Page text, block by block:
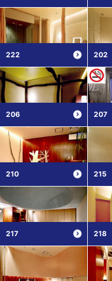
222 202
206 207
210 215
217 218